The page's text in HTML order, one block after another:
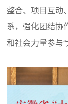
整合、项目互动
系，强化团结协
和社会力量参与“